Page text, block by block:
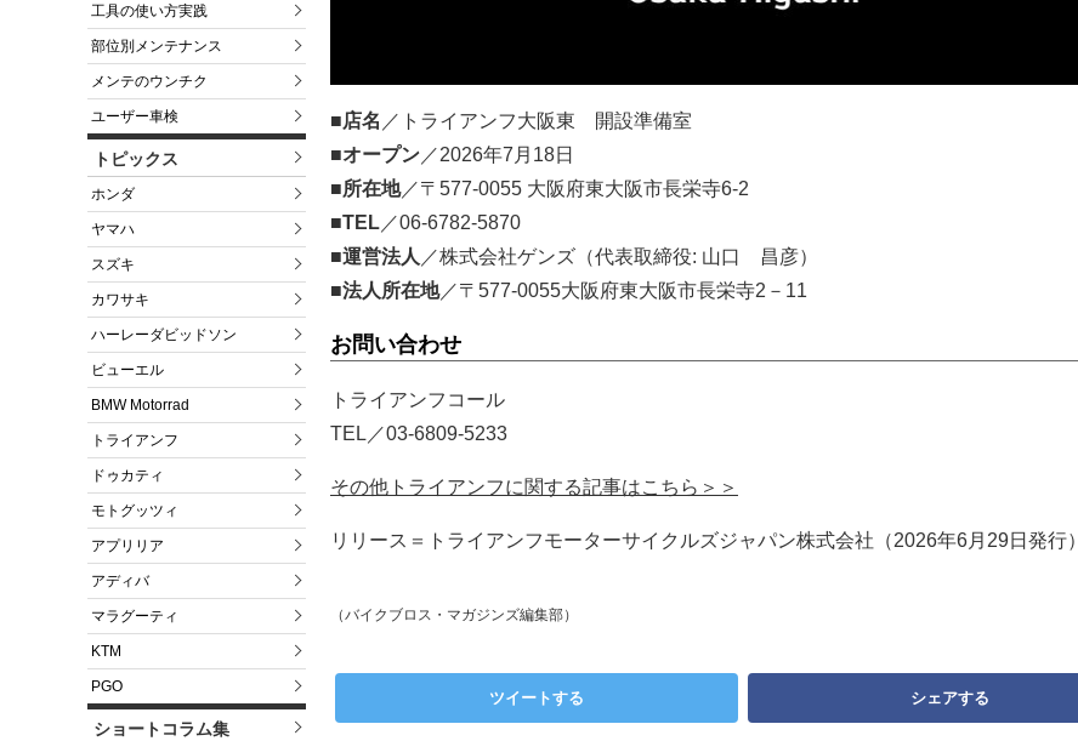
工具の使い方実践
部位別メンテナンス
メンテのウンチク
ユーザー車検
トピックス
ホンダ
ヤマハ
スズキ
カワサキ
ハーレーダビッドソン
ビューエル
BMW Motorrad
トライアンフ
ドゥカティ
モトグッツィ
アプリリア
アディバ
マラグーティ
KTM
PGO
ショートコラム集
■店名 ／トライアンフ大阪東 開設準備室
■オープン ／2026年7月18日
■所在地／〒577-0055 大阪府東大阪市長栄寺6-2
■TEL ／06-6782-5870
■運営法人 ／株式会社ゲンズ（代表取締役: 山口 昌彦）
■法人所在地／〒577-0055大阪府東大阪市長栄寺2－11
お問い合わせ
トライアンフコール
TEL／03-6809-5233
その他トライアンフに関する記事はこちら＞＞
リリース＝トライアンフモーターサイクルズジャパン株式会社（2026年6月29日発行）
（バイクブロス・マガジンズ編集部）
ツイートする シェアする